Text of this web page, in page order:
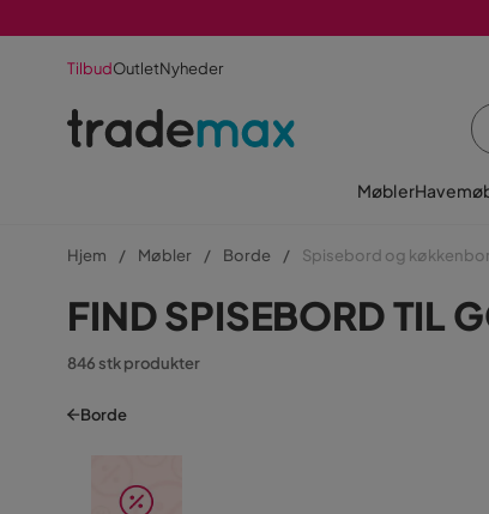
TilbudOutletNyheder
Møbler
Hjem Møbler Borde Spisebord og
FIND SPISEBORD TIL
846 stk produkter
Borde